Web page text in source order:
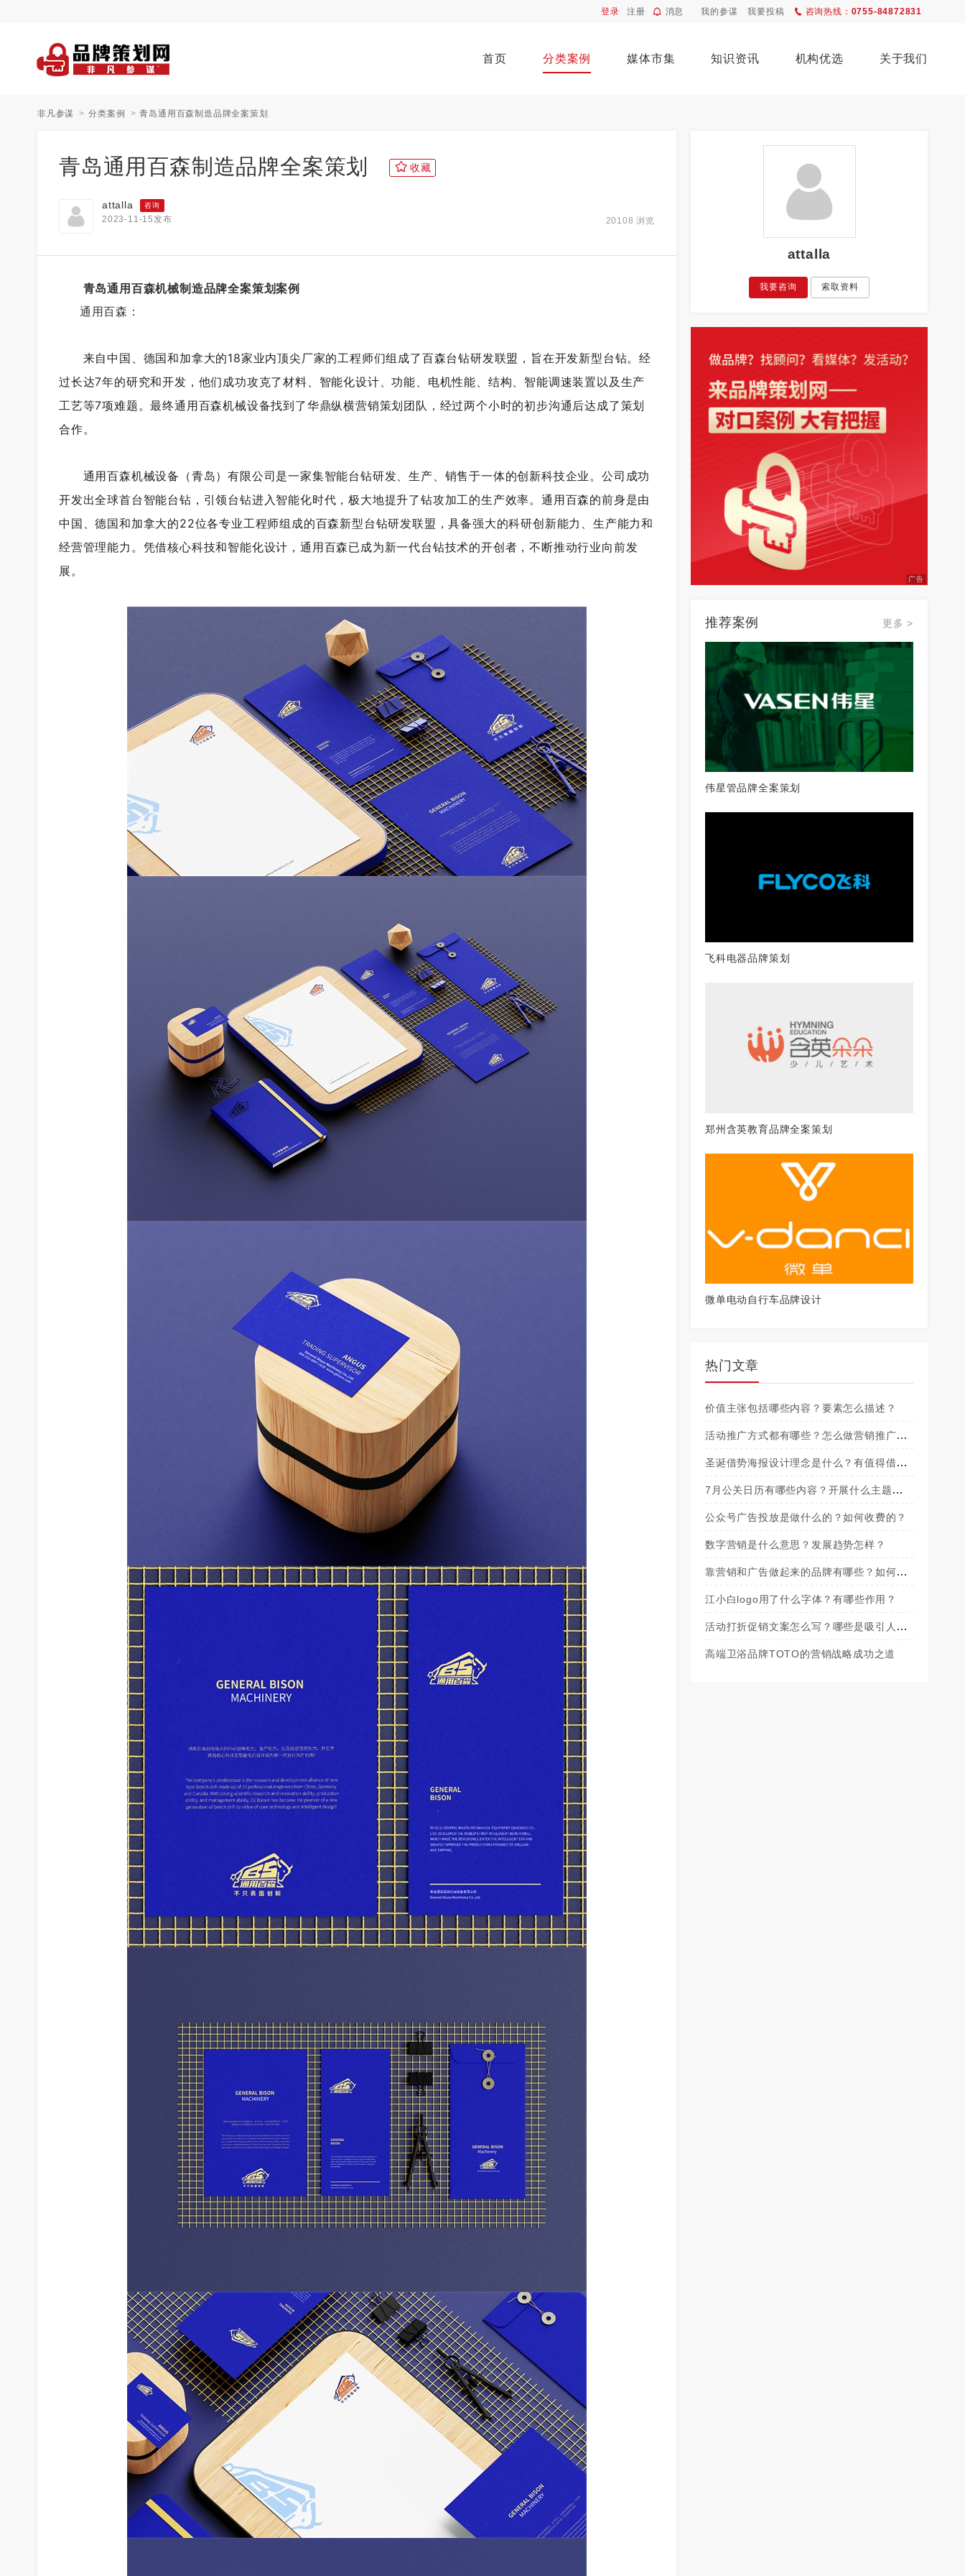
登录 注册 消息 我的参谋 我要投稿 咨询热线： 0755-84872831
首页 分类案例 媒体市集 知识资讯 机构优选 关于我们
非凡参谋 分类案例 青岛通用百森制造品牌全案策划
青岛通用百森制造品牌全案策划 收藏
attalla 咨询
2023-11-15发布 20108 浏览
青岛通用百森机械制造品牌全案策划案例
通用百森：
来自中国、德国和加拿大的18家业内顶尖厂家的工程师们组成了百森台钻研发联盟，旨在开发新型台钻。经
过长达7年的研究和开发，他们成功攻克了材料、智能化设计、功能、电机性能、结构、智能调速装置以及生产
工艺等7项难题。最终通用百森机械设备找到了华鼎纵横营销策划团队，经过两个小时的初步沟通后达成了策划
合作。
通用百森机械设备（青岛）有限公司是一家集智能台钻研发、生产、销售于一体的创新科技企业。公司成功
开发出全球首台智能台钻，引领台钻进入智能化时代，极大地提升了钻攻加工的生产效率。通用百森的前身是由
中国、德国和加拿大的22位各专业工程师组成的百森新型台钻研发联盟，具备强大的科研创新能力、生产能力和
经营管理能力。凭借核心科技和智能化设计，通用百森已成为新一代台钻技术的开创者，不断推动行业向前发
展。
attalla
我要咨询 索取资料
广告
推荐案例 更多 >
伟星管品牌全案策划
飞科电器品牌策划
郑州含英教育品牌全案策划
微单电动自行车品牌设计
热门文章
价值主张包括哪些内容？要素怎么描述？
活动推广方式都有哪些？怎么做营销推广方
案？
圣诞借势海报设计理念是什么？有值得借鉴
的创意吗？
7月公关日历有哪些内容？开展什么主题活动
好？
公众号广告投放是做什么的？如何收费的？
数字营销是什么意思？发展趋势怎样？
靠营销和广告做起来的品牌有哪些？如何成
功的？
江小白logo用了什么字体？有哪些作用？
活动打折促销文案怎么写？哪些是吸引人
的？
高端卫浴品牌TOTO的营销战略成功之道